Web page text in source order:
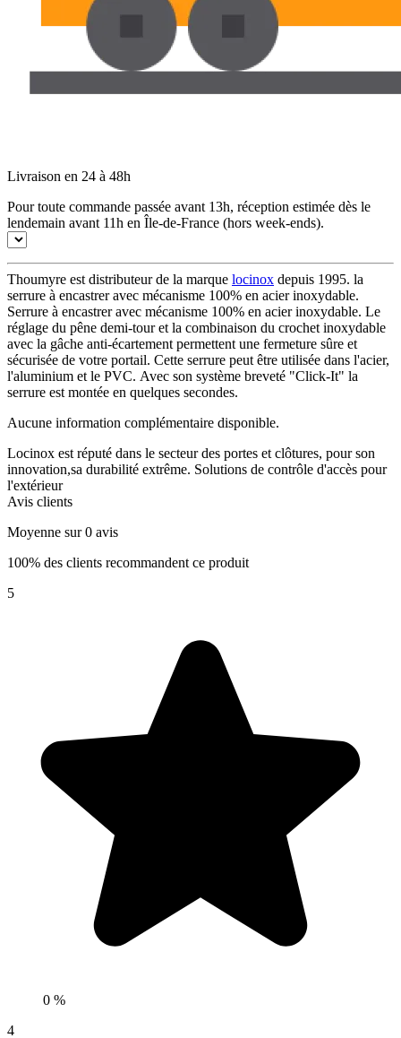
Livraison en 24 à 48h
Pour toute commande passée avant 13h, réception estimée dès le
lendemain avant 11h en Île-de-France (hors week-ends).
Thoumyre est distributeur de la marque locinox depuis 1995. la
serrure à encastrer avec mécanisme 100% en acier inoxydable.
Serrure à encastrer avec mécanisme 100% en acier inoxydable. Le
réglage du pêne demi-tour et la combinaison du crochet inoxydable
avec la gâche anti-écartement permettent une fermeture sûre et
sécurisée de votre portail. Cette serrure peut être utilisée dans l'acier,
l'aluminium et le PVC. Avec son système breveté "Click-It" la
serrure est montée en quelques secondes.
Aucune information complémentaire disponible.
Locinox est réputé dans le secteur des portes et clôtures, pour son
innovation,sa durabilité extrême. Solutions de contrôle d'accès pour
l'extérieur
Avis clients
Moyenne sur 0 avis
100% des clients recommandent ce produit
5
0 %
4